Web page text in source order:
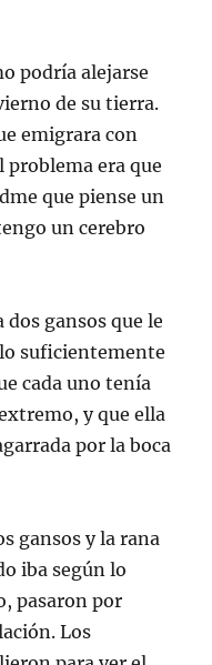
podría alejarse
de su tierra.
emigrara con
problema era que
que piense un
un cerebro
gansos que le
suficientemente
cada uno tenía
y que ella
por la boca
gansos y la rana
iba según lo
pasaron por
Los